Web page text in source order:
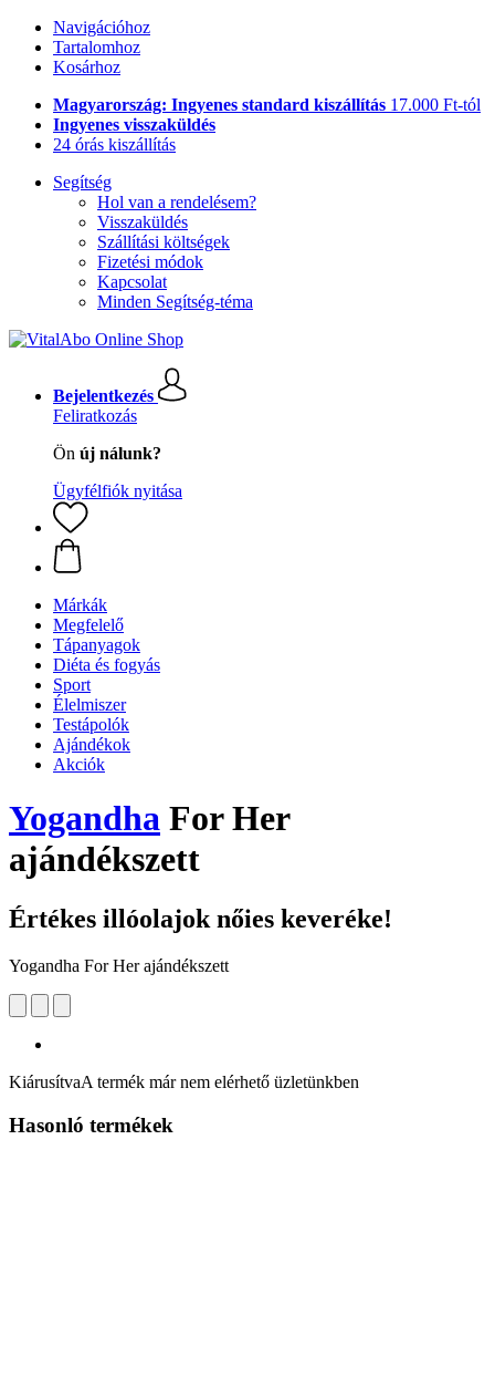
Navigációhoz
Tartalomhoz
Kosárhoz
Magyarország: Ingyenes standard kiszállítás 17.000 Ft-tól
Ingyenes visszaküldés
24 órás kiszállítás
Segítség
Hol van a rendelésem?
Visszaküldés
Szállítási költségek
Fizetési módok
Kapcsolat
Minden Segítség-téma
Bejelentkezés
Feliratkozás
Ön új nálunk?
Ügyfélfiók nyitása
Márkák
Megfelelő
Tápanyagok
Diéta és fogyás
Sport
Élelmiszer
Testápolók
Ajándékok
Akciók
Yogandha For Her
ajándékszett
Értékes illóolajok nőies keveréke!
Yogandha For Her ajándékszett
KiárusítvaA termék már nem elérhető üzletünkben
Hasonló termékek